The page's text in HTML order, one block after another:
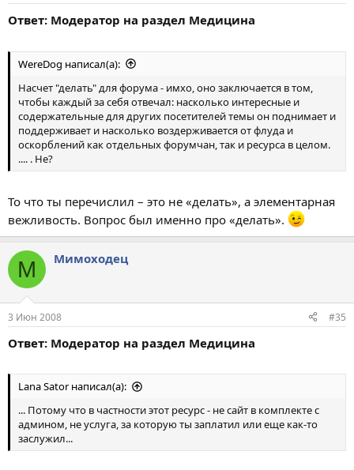
Ответ: Модератор на раздел Медицина
WereDog написал(а):
Насчет "делать" для форума - имхо, оно заключается в том,
чтобы каждый за себя отвечал: насколько интересные и
содержательные для других посетителей темы он поднимает и
поддерживает и насколько воздерживается от флуда и
оскорблений как отдельных форумчан, так и ресурса в целом.
.... . Не?
То что ты перечислил – это не «делать», а элементарная
вежливость. Вопрос был именно про «делать».
М Мимоходец
3 Июн 2008 #35
Ответ: Модератор на раздел Медицина
Lana Sator написал(а):
... Потому что в частности этот ресурс - не сайт в комплекте с
админом, не услуга, за которую ты заплатил или еще как-то
заслужил...